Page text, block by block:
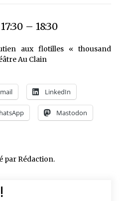
– 18:30
aux flotilles « thousand
Au Clain
LinkedIn
Mastodon
parRédaction.